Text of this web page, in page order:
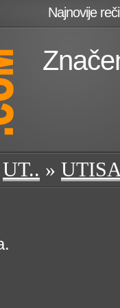
Najnovije reči
UT.. »